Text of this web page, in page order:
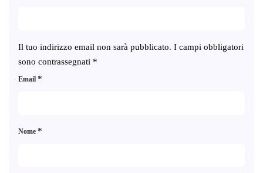
Il tuo indirizzo email non sarà pubblicato. I campi obbligatori
sono contrassegnati *
Nome *
Email *